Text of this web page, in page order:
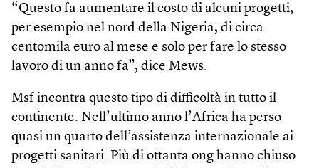
“Questo fa aumentare il costo di alcuni progetti,
per esempio nel nord della Nigeria, di circa
centomila euro al mese e solo per fare lo stesso
lavoro di un anno fa”, dice Mews.
Msf incontra questo tipo di difficoltà in tutto il
continente. Nell’ultimo anno l’Africa ha perso
quasi un quarto dell’assistenza internazionale ai
progetti sanitari. Più di ottanta ong hanno chiuso